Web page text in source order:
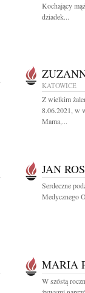
Kochający
dziadek...
KATOWICE
Z wielkim
8.06.2021, w
Mama,...
JAN
Serdeczne
Medycznego
MARIA
W szóstą